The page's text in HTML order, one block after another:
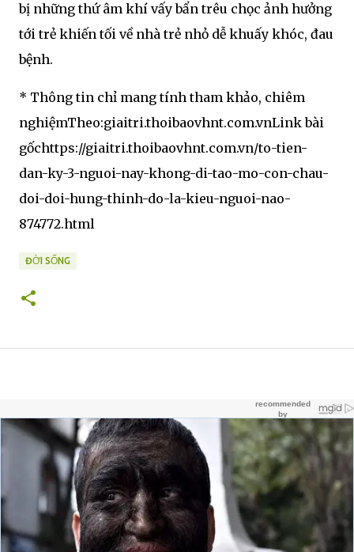
bị những thứ âm khí vấy bẩn trêu chọc ảnh hưởng
tới trẻ khiến tối về nhà trẻ nhỏ dễ khuấy khóc, đau
bệnh.
* Thông tin chỉ mang tính tham khảo, chiêm
nghiệmTheo:giaitri.thoibaovhnt.com.vnLink bài
gốchttps://giaitri.thoibaovhnt.com.vn/to-tien-
dan-ky-3-nguoi-nay-khong-di-tao-mo-con-chau-
doi-doi-hung-thinh-do-la-kieu-nguoi-nao-
874772.html
ĐỜI SỐNG